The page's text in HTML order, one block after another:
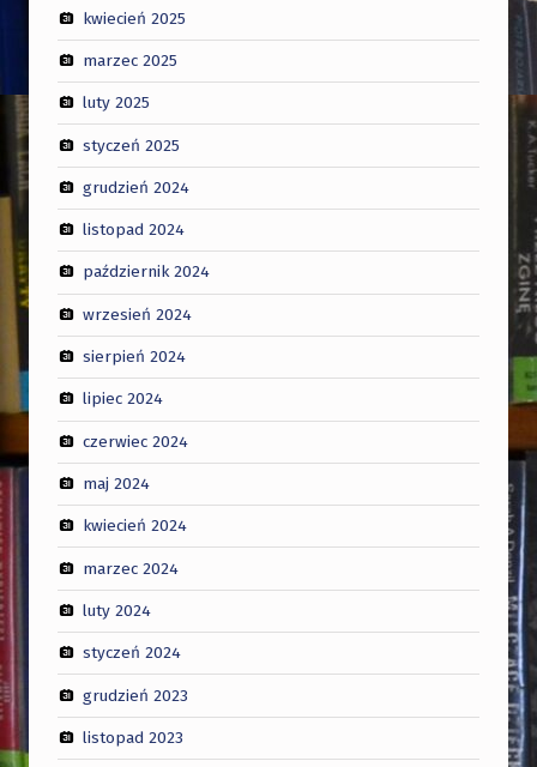
kwiecień 2025
marzec 2025
luty 2025
styczeń 2025
grudzień 2024
listopad 2024
październik 2024
wrzesień 2024
sierpień 2024
lipiec 2024
czerwiec 2024
maj 2024
kwiecień 2024
marzec 2024
luty 2024
styczeń 2024
grudzień 2023
listopad 2023